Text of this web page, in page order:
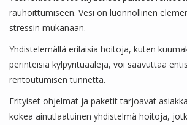
rauhoittumiseen. Vesi on luonnollinen
stressin mukanaan.
Yhdistelemällä erilaisia hoitoja, kuten
perinteisiä kylpyrituaaleja, voi saavuttaa
rentoutumisen tunnetta.
Erityiset ohjelmat ja paketit tarjoavat
kokea ainutlaatuinen yhdistelmä hoitoja,